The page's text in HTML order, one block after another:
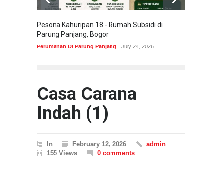
Pesona Kahuripan 18 - Rumah Subsidi di
Parung Panjang, Bogor
Perumahan Di Parung Panjang July 24, 2026
Casa Carana
Indah (1)
In February 12, 2026
admin
155 Views
0 comments